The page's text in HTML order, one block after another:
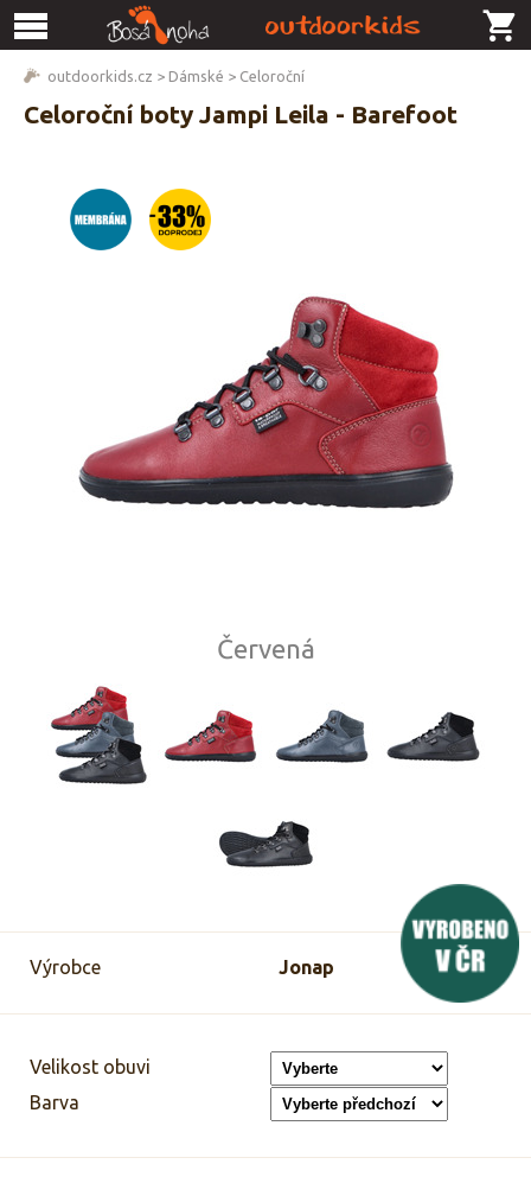
outdoorkids.cz > Dámské > Celoroční
Celoroční boty Jampi Leila - Barefoot
Červená
Výrobce Jonap
Velikost obuvi
Barva